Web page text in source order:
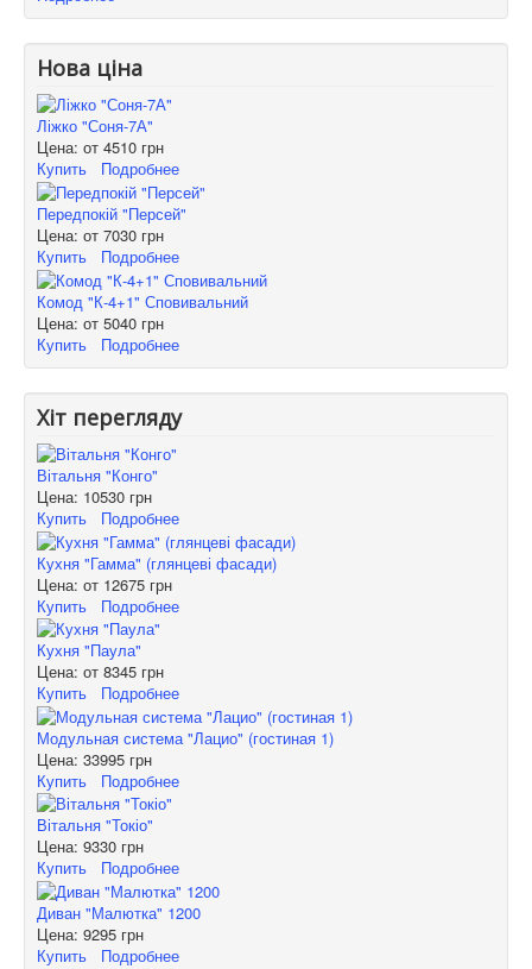
Нова ціна
Ліжко "Соня-7А"
Цена: от 4510 грн
Купить
Подробнее
Передпокій "Персей"
Цена: от 7030 грн
Купить
Подробнее
Комод "К-4+1" Сповивальний
Цена: от 5040 грн
Купить
Подробнее
Хіт перегляду
Вітальня "Конго"
Цена: 10530 грн
Купить
Подробнее
Кухня "Гамма" (глянцеві фасади)
Цена: от 12675 грн
Купить
Подробнее
Кухня "Паула"
Цена: от 8345 грн
Купить
Подробнее
Модульная система "Лацио" (гостиная 1)
Цена: 33995 грн
Купить
Подробнее
Вітальня "Токіо"
Цена: 9330 грн
Купить
Подробнее
Диван "Малютка" 1200
Цена: 9295 грн
Купить
Подробнее